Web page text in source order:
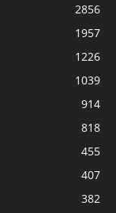
2856
1957
1226
1039
914
818
455
407
382